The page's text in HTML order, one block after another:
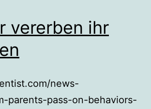
vererben ihr
news-
parents-pass-on-behaviors-